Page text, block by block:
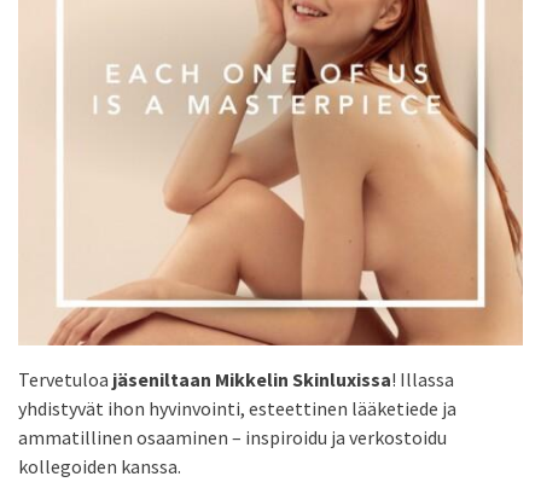
Tervetuloa jäseniltaan Mikkelin Skinluxissa! Illassa
yhdistyvät ihon hyvinvointi, esteettinen lääketiede ja
ammatillinen osaaminen – inspiroidu ja verkostoidu
kollegoiden kanssa.